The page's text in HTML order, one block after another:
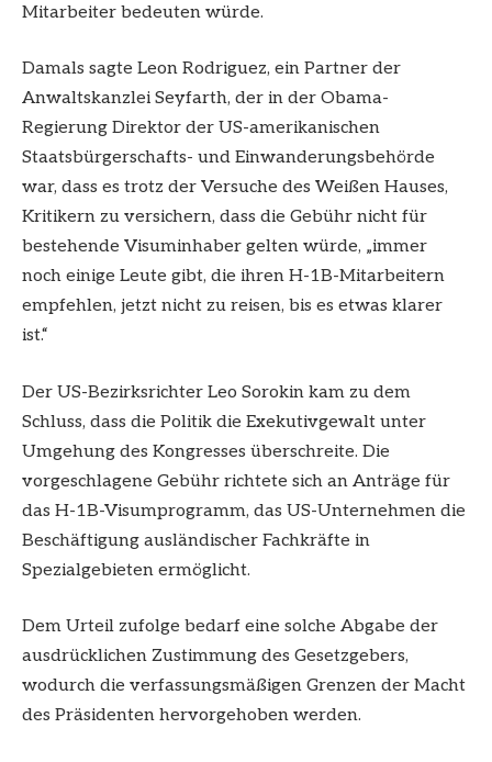
Mitarbeiter bedeuten würde.
Damals sagte Leon Rodriguez, ein Partner der
Anwaltskanzlei Seyfarth, der in der Obama-
Regierung Direktor der US-amerikanischen
Staatsbürgerschafts- und Einwanderungsbehörde
war, dass es trotz der Versuche des Weißen Hauses,
Kritikern zu versichern, dass die Gebühr nicht für
bestehende Visuminhaber gelten würde, „immer
noch einige Leute gibt, die ihren H-1B-Mitarbeitern
empfehlen, jetzt nicht zu reisen, bis es etwas klarer
ist.“
Der US-Bezirksrichter Leo Sorokin kam zu dem
Schluss, dass die Politik die Exekutivgewalt unter
Umgehung des Kongresses überschreite. Die
vorgeschlagene Gebühr richtete sich an Anträge für
das H-1B-Visumprogramm, das US-Unternehmen die
Beschäftigung ausländischer Fachkräfte in
Spezialgebieten ermöglicht.
Dem Urteil zufolge bedarf eine solche Abgabe der
ausdrücklichen Zustimmung des Gesetzgebers,
wodurch die verfassungsmäßigen Grenzen der Macht
des Präsidenten hervorgehoben werden.